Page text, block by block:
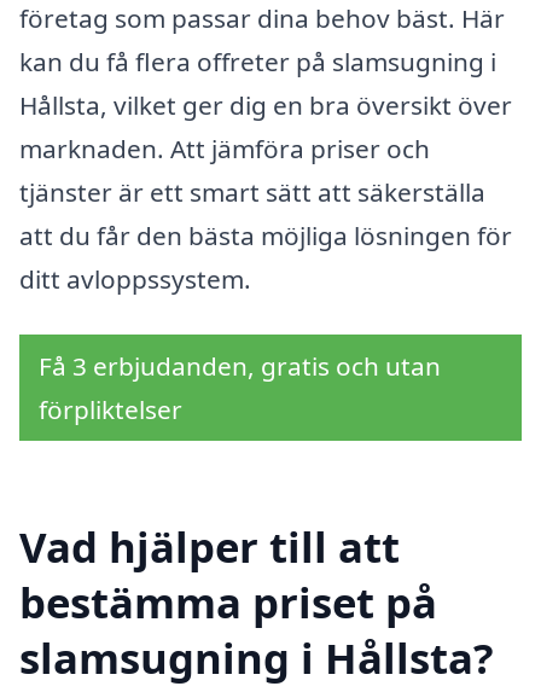
företag som passar dina behov bäst. Här
kan du få flera offreter på slamsugning i
Hållsta, vilket ger dig en bra översikt över
marknaden. Att jämföra priser och
tjänster är ett smart sätt att säkerställa
att du får den bästa möjliga lösningen för
ditt avloppssystem.
Få 3 erbjudanden, gratis och utan
förpliktelser
Vad hjälper till att
bestämma priset på
slamsugning i Hållsta?